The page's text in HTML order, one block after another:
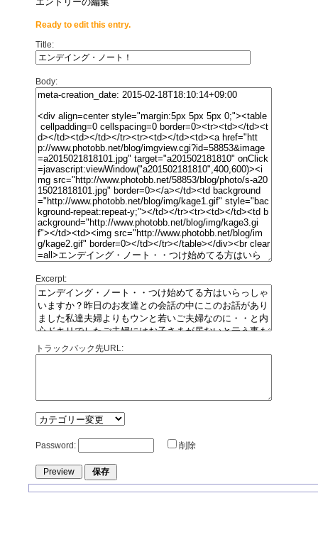
Ready to edit this entry.
Title:
Body:
Excerpt:
トラックバック先URL:
Password: 削除